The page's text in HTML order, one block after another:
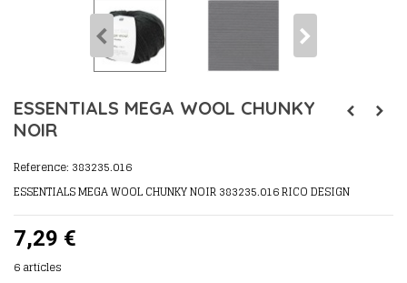
ESSENTIALS MEGA WOOL CHUNKY
NOIR
Reference: 383235.016
ESSENTIALS MEGA WOOL CHUNKY NOIR 383235.016 RICO DESIGN
7,29 €
6articles